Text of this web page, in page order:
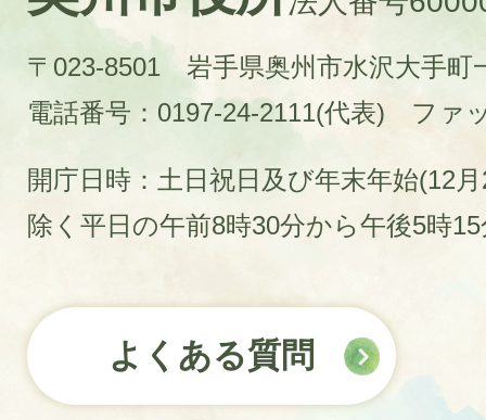
〒023-8501 岩手県奥州市水沢大手町
電話番号：0197-24-2111(代表)
ファ
開庁日時：土日祝日及び年末年始(12
除く平日の午前8時30分から午後5時
よくある質問